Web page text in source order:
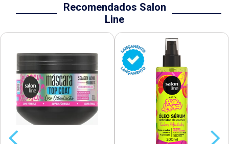
Recomendados Salon
Line